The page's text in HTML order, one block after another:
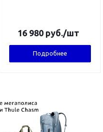
16 980 руб./шт
Подробнее